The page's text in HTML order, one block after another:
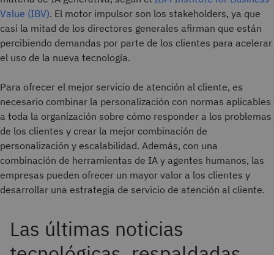
Value (IBV). El motor impulsor son los stakeholders, ya que
casi la mitad de los directores generales afirman que están
percibiendo demandas por parte de los clientes para acelerar
el uso de la nueva tecnología.
Para ofrecer el mejor servicio de atención al cliente, es
necesario combinar la personalización con normas aplicables
a toda la organización sobre cómo responder a los problemas
de los clientes y crear la mejor combinación de
personalización y escalabilidad. Además, con una
combinación de herramientas de IA y agentes humanos, las
empresas pueden ofrecer un mayor valor a los clientes y
desarrollar una estrategia de servicio de atención al cliente.
Las últimas noticias